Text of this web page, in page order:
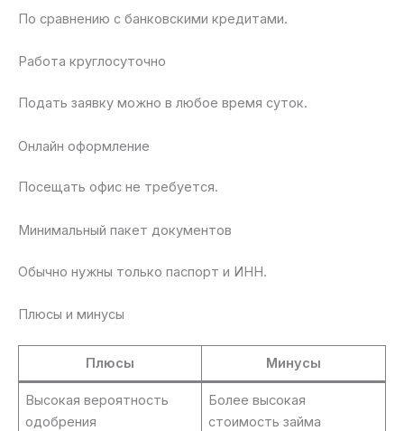
По сравнению с банковскими кредитами.
Работа круглосуточно
Подать заявку можно в любое время суток.
Онлайн оформление
Посещать офис не требуется.
Минимальный пакет документов
Обычно нужны только паспорт и ИНН.
Плюсы и минусы
Плюсы Минусы
Высокая вероятность
одобрения
Более высокая
стоимость займа